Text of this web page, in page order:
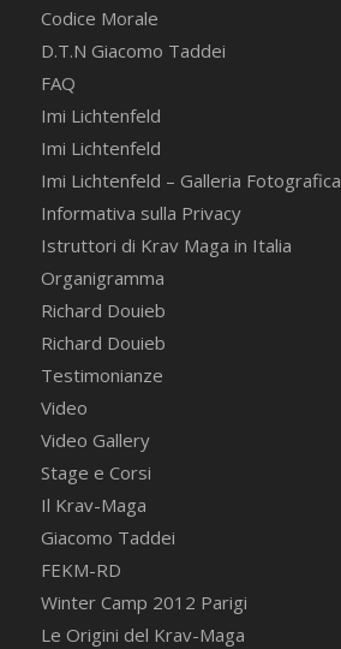
Codice Morale
D.T.N Giacomo Taddei
FAQ
Imi Lichtenfeld
Imi Lichtenfeld
Imi Lichtenfeld – Galleria Fotografica
Informativa sulla Privacy
Istruttori di Krav Maga in Italia
Organigramma
Richard Douieb
Richard Douieb
Testimonianze
Video
Video Gallery
Stage e Corsi
Il Krav-Maga
Giacomo Taddei
FEKM-RD
Winter Camp 2012 Parigi
Le Origini del Krav-Maga